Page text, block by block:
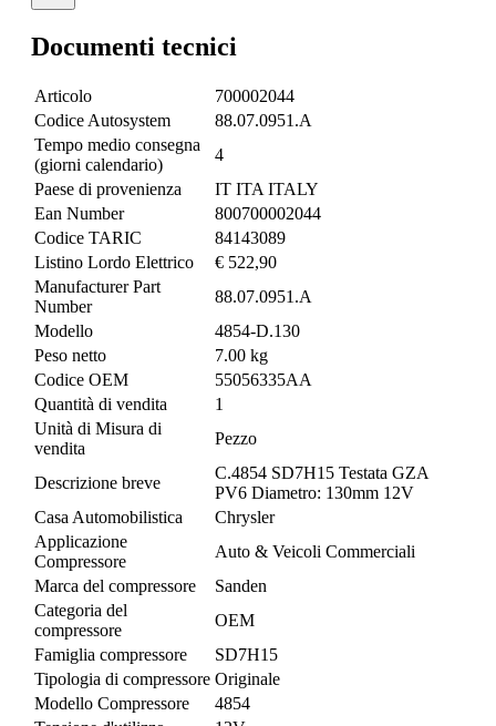
Documenti tecnici
Articolo
700002044
Codice Autosystem
88.07.0951.A
Tempo medio consegna
(giorni calendario)
4
Paese di provenienza
IT ITA ITALY
Ean Number
800700002044
Codice TARIC
84143089
Listino Lordo Elettrico
€ 522,90
Manufacturer Part
Number
88.07.0951.A
Modello
4854-D.130
Peso netto
7.00 kg
Codice OEM
55056335AA
Quantità di vendita
1
Unità di Misura di
vendita
Pezzo
Descrizione breve
C.4854 SD7H15 Testata GZA
PV6 Diametro: 130mm 12V
Casa Automobilistica
Chrysler
Applicazione
Compressore
Auto & Veicoli Commerciali
Marca del compressore
Sanden
Categoria del
compressore
OEM
Famiglia compressore
SD7H15
Tipologia di compressore Originale
Modello Compressore
4854